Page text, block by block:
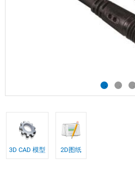
3D CAD 模型 2D图纸